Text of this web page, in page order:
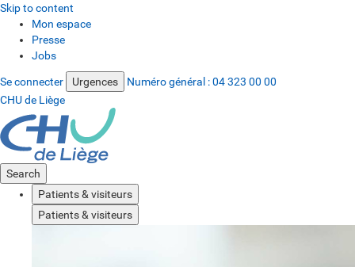
Skip to content
Mon espace
Presse
Jobs
Se connecter Urgences Numéro général :04 323 00 00
CHU de Liège
Search
Patients & visiteurs
Patients & visiteurs